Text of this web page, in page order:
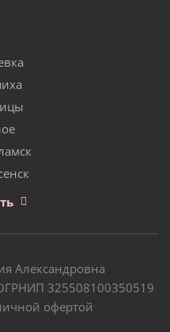
Александровна
325508100350519
офертой